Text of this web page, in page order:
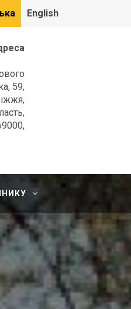
English
59,